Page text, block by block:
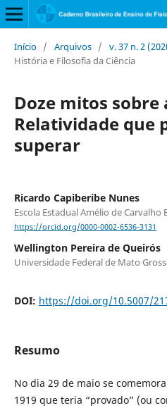
Início / Arquivos / v. 37 n. 2
História e Filosofia da Ciência
Doze mitos sobre
Relatividade que
superar
Ricardo Capiberibe Nunes
Escola Estadual Amélio de Carvalho
https://orcid.org/0000-0002-6536-3131
Wellington Pereira de Queirós
Universidade Federal de Mato
DOI: https://doi.org/10.5007/
Resumo
No dia 29 de maio se
1919 que teria “provado” (ou